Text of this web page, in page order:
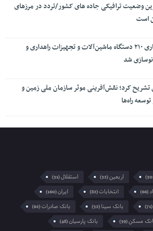
وضعیت ترافیکی جاده های کشور/تردد در مرزهای
است
در سال‌جاری ۲۱۰ دستگاه ماشین‌آلات و تجهیزات راهداری و
شد
تشریح کرد؛ نقش‌آفرینی موثر سازمان ملی زمین و
راه‌ها
اربعین(32) استقلال(31)
(66) انتخابات(82) ایران(160)
(71) بانک سینا(32) بانک صادرات(62)
مسکن(39) بانک پارسیان(48)